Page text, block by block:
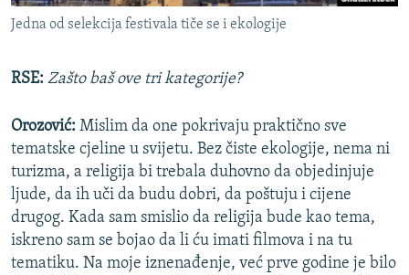
Jedna od selekcija festivala tiče se i ekologije
RSE: Zašto baš ove tri kategorije?
Orozović: Mislim da one pokrivaju praktično sve
tematske cjeline u svijetu. Bez čiste ekologije, nema ni
turizma, a religija bi trebala duhovno da objedinjuje
ljude, da ih uči da budu dobri, da poštuju i cijene
drugog. Kada sam smislio da religija bude kao tema,
iskreno sam se bojao da li ću imati filmova i na tu
tematiku. Na moje iznenađenje, već prve godine je bilo